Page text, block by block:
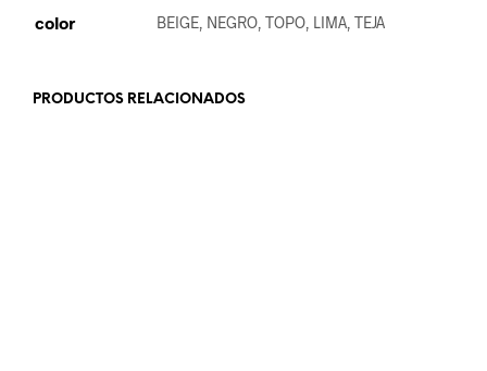
color BEIGE, NEGRO, TOPO, LIMA, TEJA
PRODUCTOS RELACIONADOS